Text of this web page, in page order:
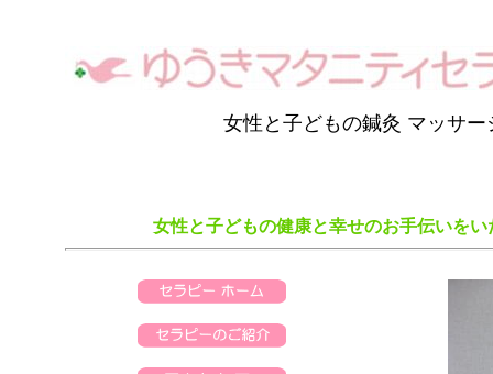
女性と子どもの鍼灸 マッサー
女性と子どもの健康と幸せのお手伝いをい